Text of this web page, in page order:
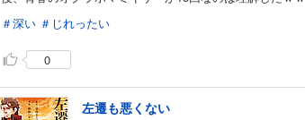
＃深い ＃じれったい
0
左遷も悪くない